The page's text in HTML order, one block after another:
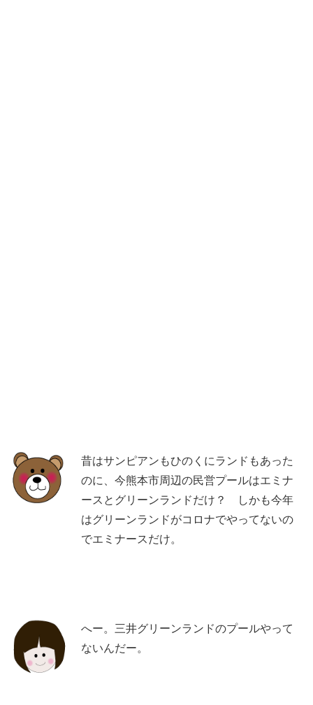
昔はサンピアンもひのくにランドもあった
のに、今熊本市周辺の民営プールはエミナ
ースとグリーンランドだけ？ しかも今年
はグリーンランドがコロナでやってないの
でエミナースだけ。
へー。三井グリーンランドのプールやって
ないんだー。